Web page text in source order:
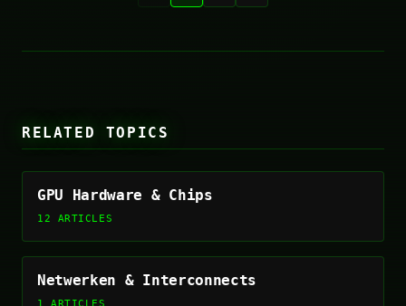
RELATED TOPICS
GPU Hardware & Chips
12 ARTICLES
Netwerken & Interconnects